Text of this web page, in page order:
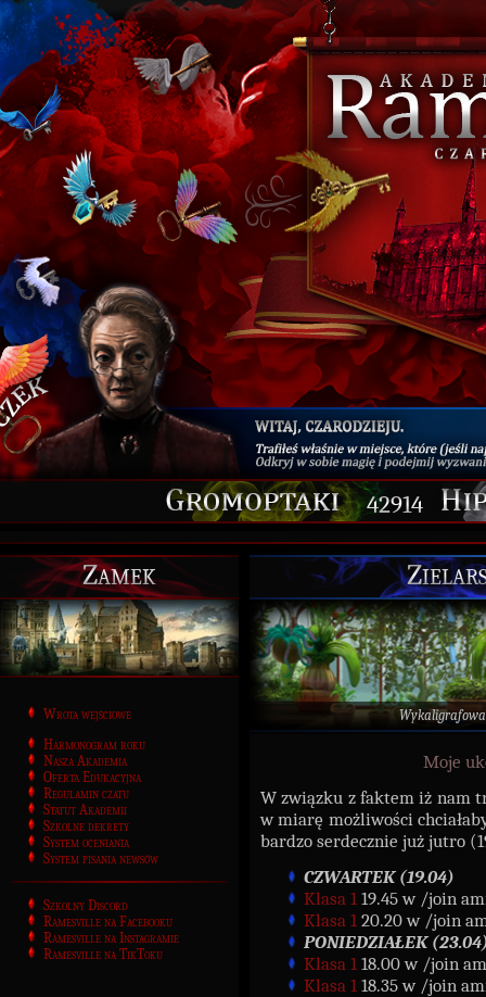
42914
Zamek
Wrota wejściowe
Harmonogram roku
Nasza Akademia
Oferta Edukacyjna
Regulamin czatu
Statut Akademii
Szkolne dekrety
System oceniania
System pisania newsów
Szkolny Discord
Ramesville na Facebooku
Ramesville na Instagramie
Ramesville na TikToku
Moje
W związku z faktem iż nam
w miarę możliwości
bardzo serdecznie już jutro
CZWARTEK (19.04)
Klasa 1 19.45 w /join
Klasa 1 20.20 w /join
PONIEDZIAŁEK
Klasa 1 18.00 w /join
Klasa 1 18.35 w /join